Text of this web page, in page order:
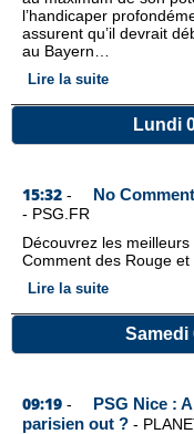
l’handicaper
assurent qu’il devrait
au Bayern…
Lire la suite
Lundi
15:32 - No
- PSG.FR
Découvrez les
Comment des Rouge
Lire la suite
Samedi
09:19 -
PSG Nice :
parisien out ? -